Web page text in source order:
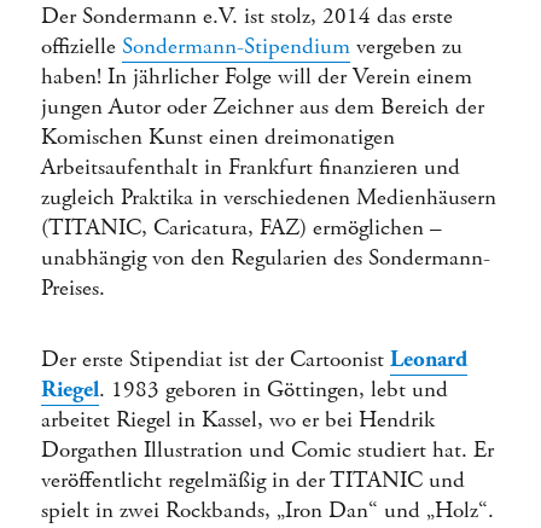
Der Sondermann e.V. ist stolz, 2014 das erste
offizielleSondermann-Stipendium vergeben zu
haben! In jährlicher Folge will der Verein einem
jungen Autor oder Zeichner aus dem Bereich der
Komischen Kunst einen dreimonatigen
Arbeitsaufenthalt in Frankfurt finanzieren und
zugleich Praktika in verschiedenen Medienhäusern
(TITANIC, Caricatura, FAZ) ermöglichen –
unabhängig von den Regularien des Sondermann-
Preises.
Der erste Stipendiat ist der CartoonistLeonard
Riegel. 1983 geboren in Göttingen, lebt und
arbeitet Riegel in Kassel, wo er bei Hendrik
Dorgathen Illustration und Comic studiert hat. Er
veröffentlicht regelmäßig in der TITANIC und
spielt in zwei Rockbands, „Iron Dan“ und „Holz“.